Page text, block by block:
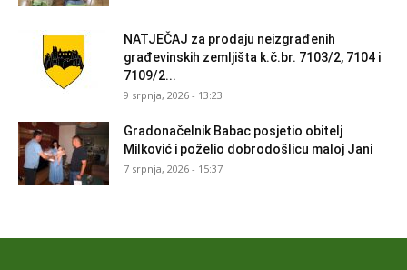
NATJEČAJ za prodaju neizgrađenih
građevinskih zemljišta k.č.br. 7103/2, 7104 i
7109/2...
9 srpnja, 2026 - 13:23
Gradonačelnik Babac posjetio obitelj
Milković i poželio dobrodošlicu maloj Jani
7 srpnja, 2026 - 15:37